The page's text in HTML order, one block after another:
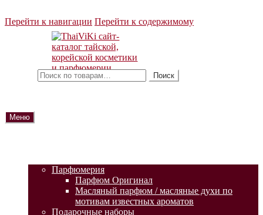
Перейти к навигации Перейти к содержимому
Поиск
Меню
Парфюмерия
Парфюм Оригинал
Масляный парфюм / масляные духи по
мотивам известных ароматов
Подарочные наборы